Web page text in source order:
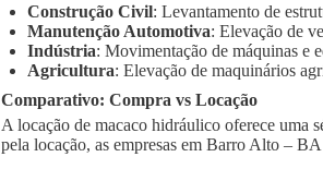
Construção Civil: Levantamento de
Manutenção Automotiva: Elevação de
Indústria: Movimentação de máquinas e
Agricultura: Elevação de maquinários
Comparativo: Compra vs Locação
A locação de macaco hidráulico oferece uma
pela locação, as empresas em Barro Alto –